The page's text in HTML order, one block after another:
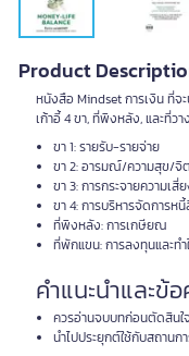
Product
หนังสือ Mindset การเงิน ที่จ
เก้าอี้ 4 ขา, ที่พิงหลัง, และที่ว
ขา 1: รายรับ-รายจ่าย
ขา 2: อารมณ์/ความสุข/จิ
ขา 3: การกระจายความเสี่
ขา 4: การบริหารจัดการห
ที่พิงหลัง: การเกษียณ
ที่พักแขน: การลงทุนและทำ
คำแนะนำและข้อ
ควรอ่านจบบทก่อนตัดสินใ
นำไปประยุกต์ใช้กับสถาน